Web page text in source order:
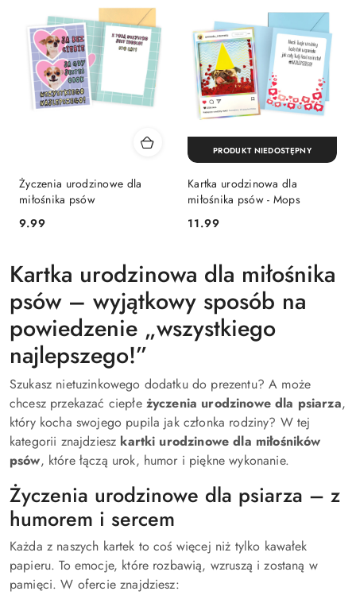
Życzenia urodzinowe dla
miłośnika psów
Cena:
9.99
Kartka urodzinowa dla
miłośnika psów - Mops
Cena:
11.99
PRODUKT NIEDOSTĘPNY
Kartka urodzinowa dla miłośnika
psów – wyjątkowy sposób na
powiedzenie „wszystkiego
najlepszego!”
Szukasz nietuzinkowego dodatku do prezentu? A może
chcesz przekazać ciepłe życzenia urodzinowe dla psiarza,
który kocha swojego pupila jak członka rodziny? W tej
kategorii znajdziesz kartki urodzinowe dla miłośników
psów, które łączą urok, humor i piękne wykonanie.
Życzenia urodzinowe dla psiarza – z
humorem i sercem
Każda z naszych kartek to coś więcej niż tylko kawałek
papieru. To emocje, które rozbawią, wzruszą i zostaną w
pamięci. W ofercie znajdziesz: